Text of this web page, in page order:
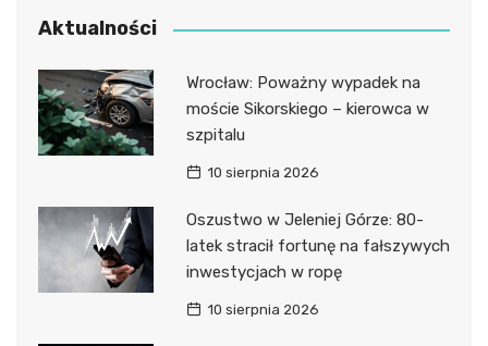
Aktualności
Wrocław: Poważny wypadek na
moście Sikorskiego – kierowca w
szpitalu
10 sierpnia 2026
Oszustwo w Jeleniej Górze: 80-
latek stracił fortunę na fałszywych
inwestycjach w ropę
10 sierpnia 2026